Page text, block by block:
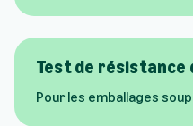
Test de résistance
Pour les emballages